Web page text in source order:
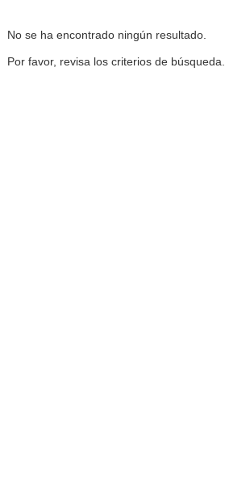
No se ha encontrado ningún resultado.
Por favor, revisa los criterios de búsqueda.